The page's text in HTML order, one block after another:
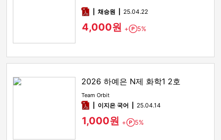
pdf채승원 25.04.22
4,000원 + Point
5%
2026 하예은 N제 화학1 2호
Team Orbit
pdf이지은 국어 25.04.14
1,000원 + Point
5%